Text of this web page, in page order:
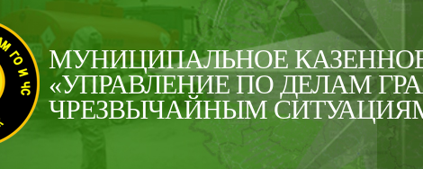
МУНИЦИПАЛЬНОЕ
«УПРАВЛЕНИЕ ПО ДЕЛАМ
ЧРЕЗВЫЧАЙНЫМ